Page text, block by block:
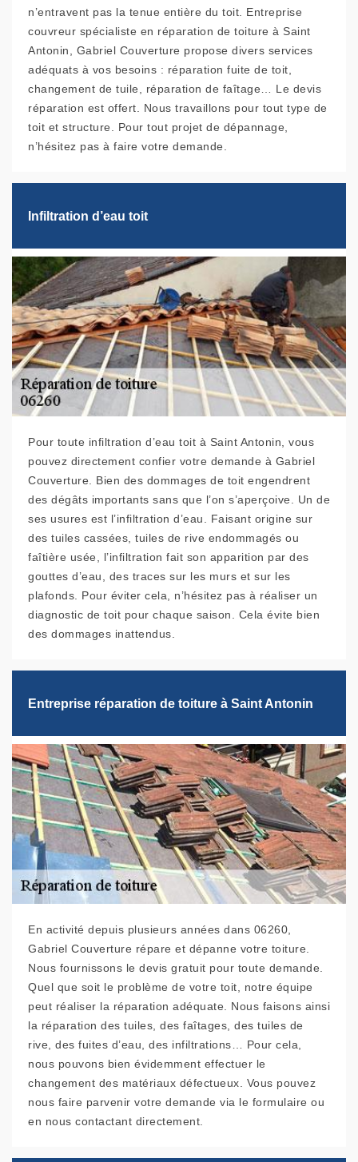
n’entravent pas la tenue entière du toit. Entreprise
couvreur spécialiste en réparation de toiture à Saint
Antonin, Gabriel Couverture propose divers services
adéquats à vos besoins : réparation fuite de toit,
changement de tuile, réparation de faîtage… Le devis
réparation est offert. Nous travaillons pour tout type de
toit et structure. Pour tout projet de dépannage,
n’hésitez pas à faire votre demande.
Infiltration d’eau toit
Pour toute infiltration d’eau toit à Saint Antonin, vous
pouvez directement confier votre demande à Gabriel
Couverture. Bien des dommages de toit engendrent
des dégâts importants sans que l’on s’aperçoive. Un de
ses usures est l’infiltration d’eau. Faisant origine sur
des tuiles cassées, tuiles de rive endommagés ou
faîtière usée, l’infiltration fait son apparition par des
gouttes d’eau, des traces sur les murs et sur les
plafonds. Pour éviter cela, n’hésitez pas à réaliser un
diagnostic de toit pour chaque saison. Cela évite bien
des dommages inattendus.
Entreprise réparation de toiture à Saint Antonin
En activité depuis plusieurs années dans 06260,
Gabriel Couverture répare et dépanne votre toiture.
Nous fournissons le devis gratuit pour toute demande.
Quel que soit le problème de votre toit, notre équipe
peut réaliser la réparation adéquate. Nous faisons ainsi
la réparation des tuiles, des faîtages, des tuiles de
rive, des fuites d’eau, des infiltrations… Pour cela,
nous pouvons bien évidemment effectuer le
changement des matériaux défectueux. Vous pouvez
nous faire parvenir votre demande via le formulaire ou
en nous contactant directement.